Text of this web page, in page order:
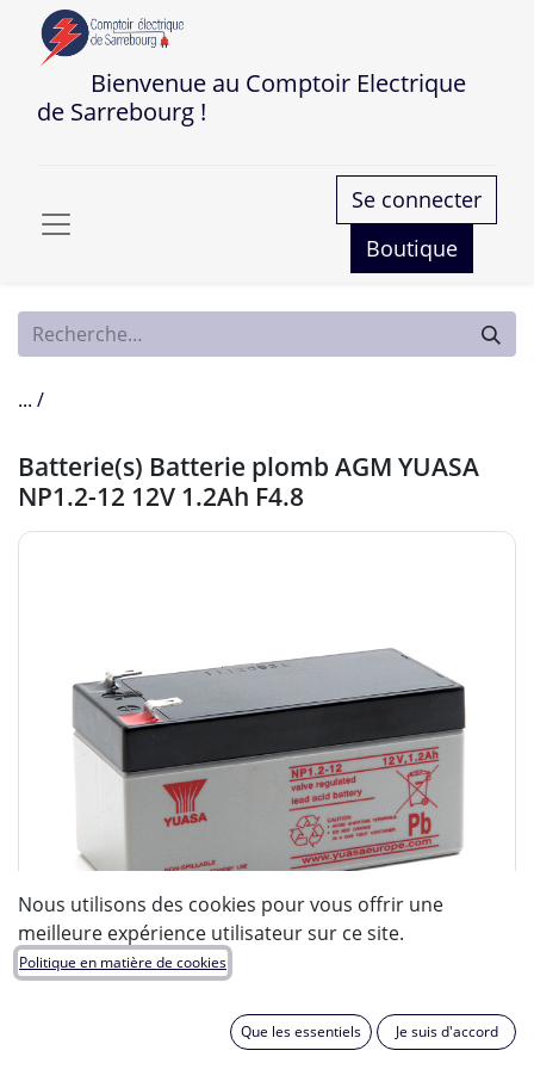
Bienvenue au Comptoir Electrique
de Sarrebourg !
Se connecter
Boutique
... /
Batterie(s) Batterie plomb AGM YUASA
NP1.2-12 12V 1.2Ah F4.8
Nous utilisons des cookies pour vous offrir une
meilleure expérience utilisateur sur ce site.
Politique en matière de cookies
Que les essentiels Je suis d'accord